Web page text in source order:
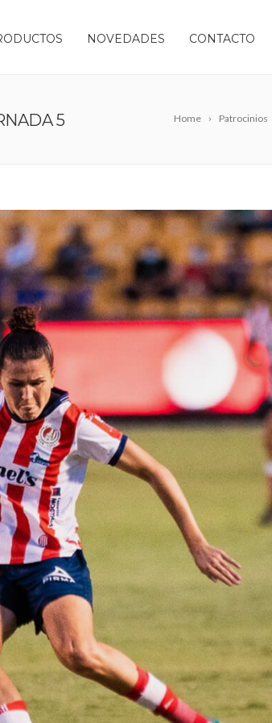
NOVEDADES CONTACTO
Home Patrocinios
5